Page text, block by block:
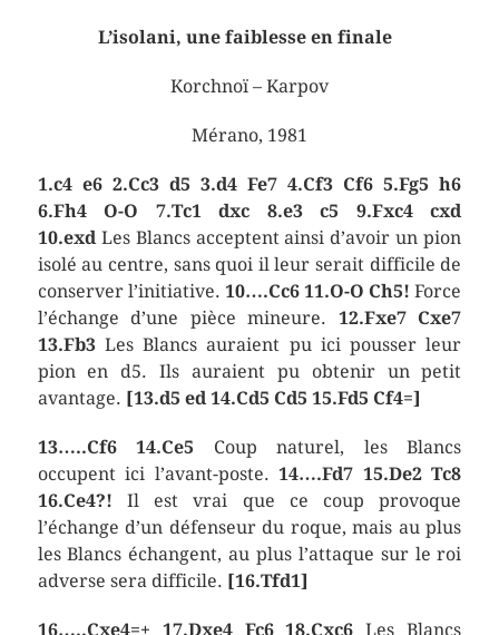
L’isolani, une faiblesse en finale
Korchnoï – Karpov
Mérano, 1981
1.c4 e6 2.Cc3 d5 3.d4 Fe7 4.Cf3 Cf6 5.Fg5 h6
6.Fh4 O-O 7.Tc1 dxc 8.e3 c5 9.Fxc4 cxd
10.exd Les Blancs acceptent ainsi d’avoir un pion
isolé au centre, sans quoi il leur serait difficile de
conserver l’initiative. 10….Cc6 11.O-O Ch5! Force
l’échange d’une pièce mineure. 12.Fxe7 Cxe7
13.Fb3Les Blancs auraient pu ici pousser leur
pion en d5. Ils auraient pu obtenir un petit
avantage. [13.d5 ed 14.Cd5 Cd5 15.Fd5 Cf4=]
13…..Cf6 14.Ce5 Coup naturel, les Blancs
occupent ici l’avant-poste.14….Fd7 15.De2 Tc8
16.Ce4?!
Il est vrai que ce coup provoque
l’échange d’un défenseur du roque, mais au plus
les Blancs échangent, au plus l’attaque sur le roi
adverse sera difficile. [16.Tfd1]
16…..Cxe4=+ 17.Dxe4 Fc6 18.Cxc6 Les Blancs